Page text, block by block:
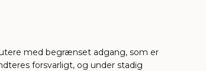
med begrænset adgang, som er
forsvarligt, og under stadig